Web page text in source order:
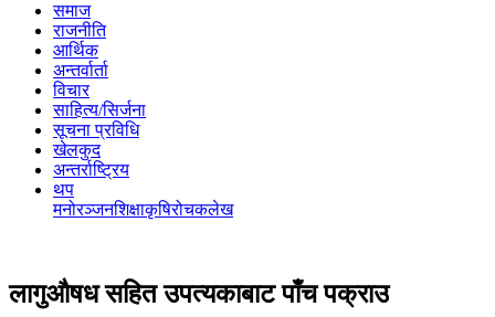
समाज
राजनीति
आर्थिक
अन्तर्वार्ता
विचार
साहित्य/सिर्जना
सूचना प्रविधि
खेलकुद
अन्तर्राष्ट्रिय
थप
मनोरञ्‍जनशिक्षाकृषिरोचकलेख
लागुऔषध सहित उपत्यकाबाट पाँच पक्राउ